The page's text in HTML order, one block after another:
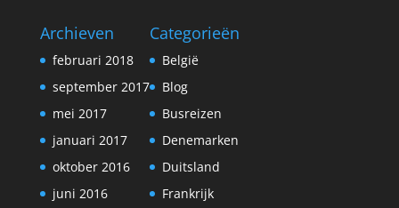
Archieven
februari 2018
september 2017
mei 2017
januari 2017
oktober 2016
juni 2016
Categorieën
België
Blog
Busreizen
Denemarken
Duitsland
Frankrijk